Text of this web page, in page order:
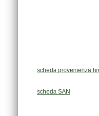
scheda provenienza
scheda SAN